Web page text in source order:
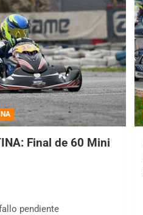
Final de 60 Mini
pendiente